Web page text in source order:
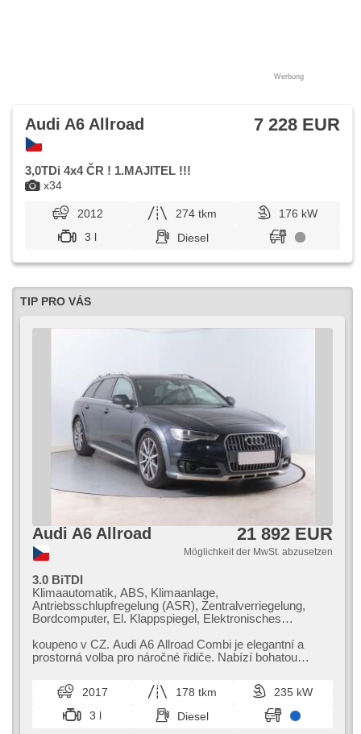
Werbung
x34
Audi A6 Allroad 7 228 EUR
3,0TDi 4x4 ČR ! 1.MAJITEL !!!
2012 274 tkm
176 kW
3 l
Diesel
TIP PRO VÁS
Audi A6 Allroad 21 892 EUR
Möglichkeit der MwSt. abzusetzen
3.0 BiTDI
Klimaautomatik, ABS, Klimaanlage,
Antriebsschlupfregelung (ASR), Zentralverriegelung,
Bordcomputer, El. Klappspiegel, Elektronisches
Sitze, Ledersitze, Scheibenwischersensor, starten per
Taste, Anhängerkupplung, Reifendrucksensor, USB, 6x
Parkassistent, Servolenkung, El. Seitenscheiben,
Autoradio, Automatikgetriebe, Antrieb 4x4
koupeno v CZ. Audi A6 Allroad Combi je elegantní a
prostorná volba pro náročné řidiče. Nabízí bohatou
2017 178 tkm
235 kW
3 l
Diesel